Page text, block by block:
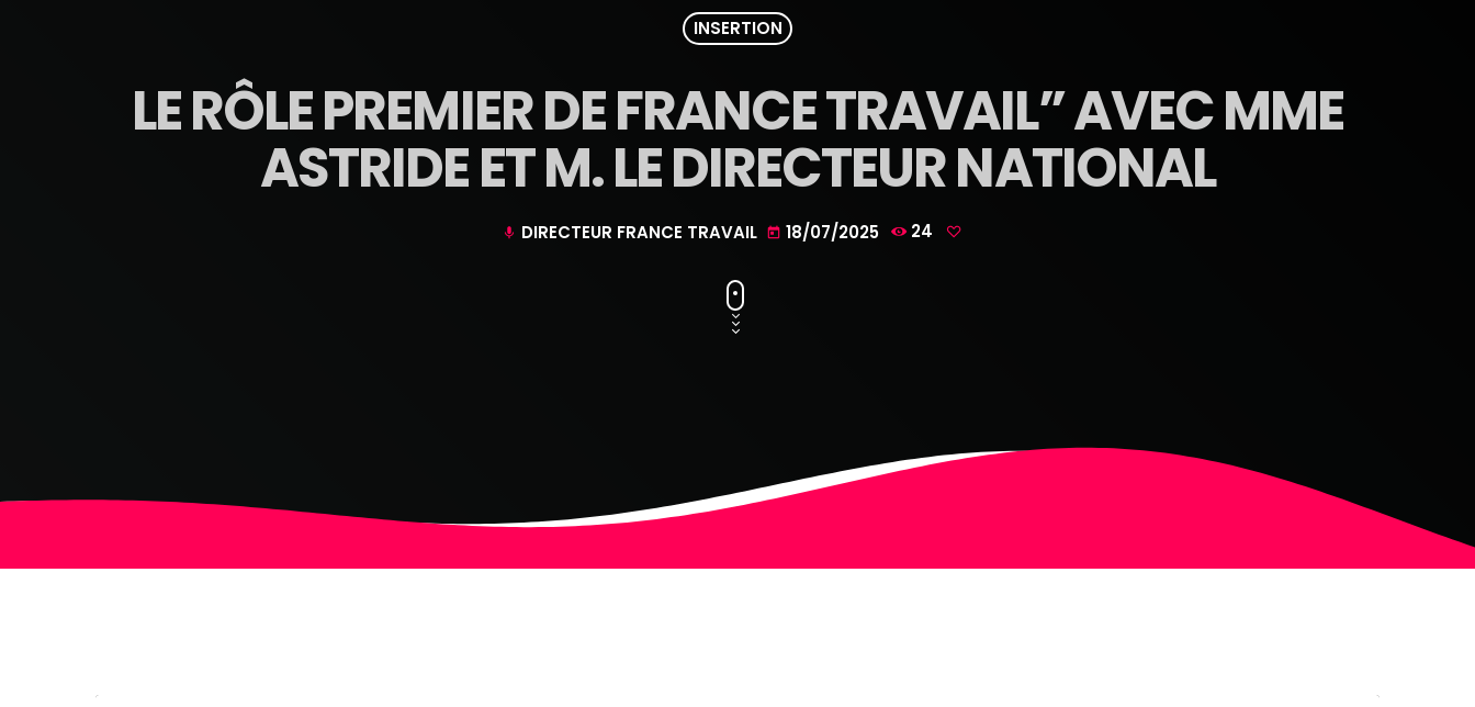
INSERTION
LE RÔLE PREMIER DE FRANCE TRAVAIL” AVEC MME
ASTRIDE ET M. LE DIRECTEUR NATIONAL
mic DIRECTEUR FRANCE TRAVAIL today 18/07/2025 24